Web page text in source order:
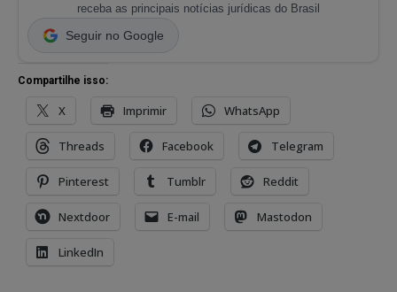
receba as principais notícias jurídicas do Brasil
Seguir no Google
Compartilhe isso:
X Imprimir WhatsApp
Threads Facebook Telegram
Pinterest Tumblr Reddit
Nextdoor E-mail Mastodon
LinkedIn